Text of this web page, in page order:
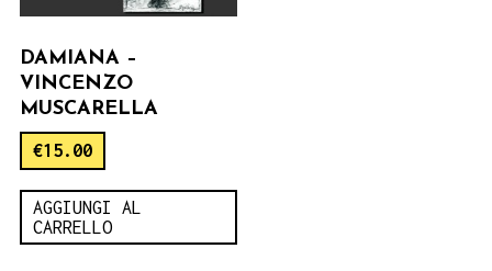
DAMIANA –
VINCENZO
MUSCARELLA
€15.00
AGGIUNGI AL
CARRELLO